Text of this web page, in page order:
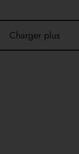
Charger plus